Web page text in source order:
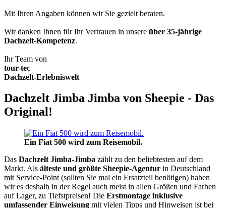
Mit Ihren Angaben können wir Sie gezielt beraten.
Wir danken Ihnen für Ihr Vertrauen in unsere über 35-jährige
Dachzelt-Kompetenz.
Ihr Team von
tour-tec
Dachzelt-Erlebniswelt
Dachzelt Jimba Jimba von Sheepie - Das
Original!
Ein Fiat 500 wird zum Reisemobil.
Das Dachzelt Jimba-Jimba zählt zu den beliebtesten auf dem
Markt. Als älteste und größte Sheepie-Agentur in Deutschland
mit Service-Point (sollten Sie mal ein Ersatzteil benötigen) haben
wir es deshalb in der Regel auch meist in allen Größen und Farben
auf Lager, zu Tiefstpreisen! Die Erstmontage inklusive
umfassender Einweisung mit vielen Tipps und Hinweisen ist bei